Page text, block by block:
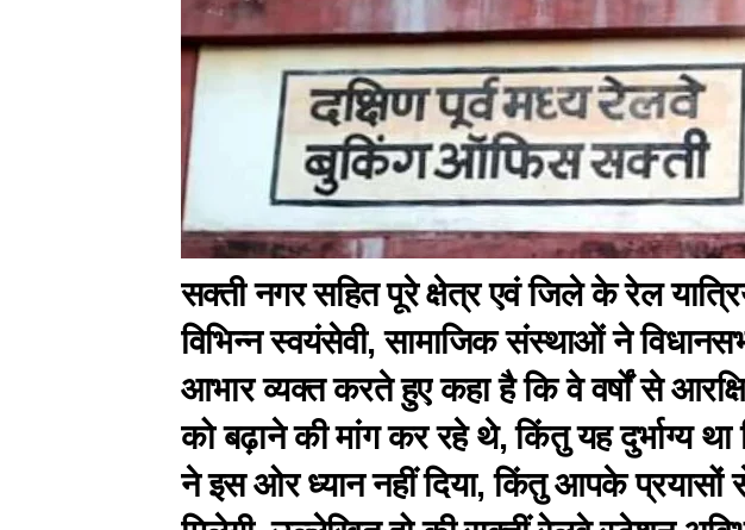
सक्ती नगर सहित पूरे क्षेत्र एवं जिले के रेल
विभिन्न स्वयंसेवी, सामाजिक संस्थाओं ने
आभार व्यक्त करते हुए कहा है कि वे वर्षों से
को बढ़ाने की मांग कर रहे थे, किंतु यह दुर्भाग्य था
ने इस ओर ध्यान नहीं दिया, किंतु आपके प्रयासों